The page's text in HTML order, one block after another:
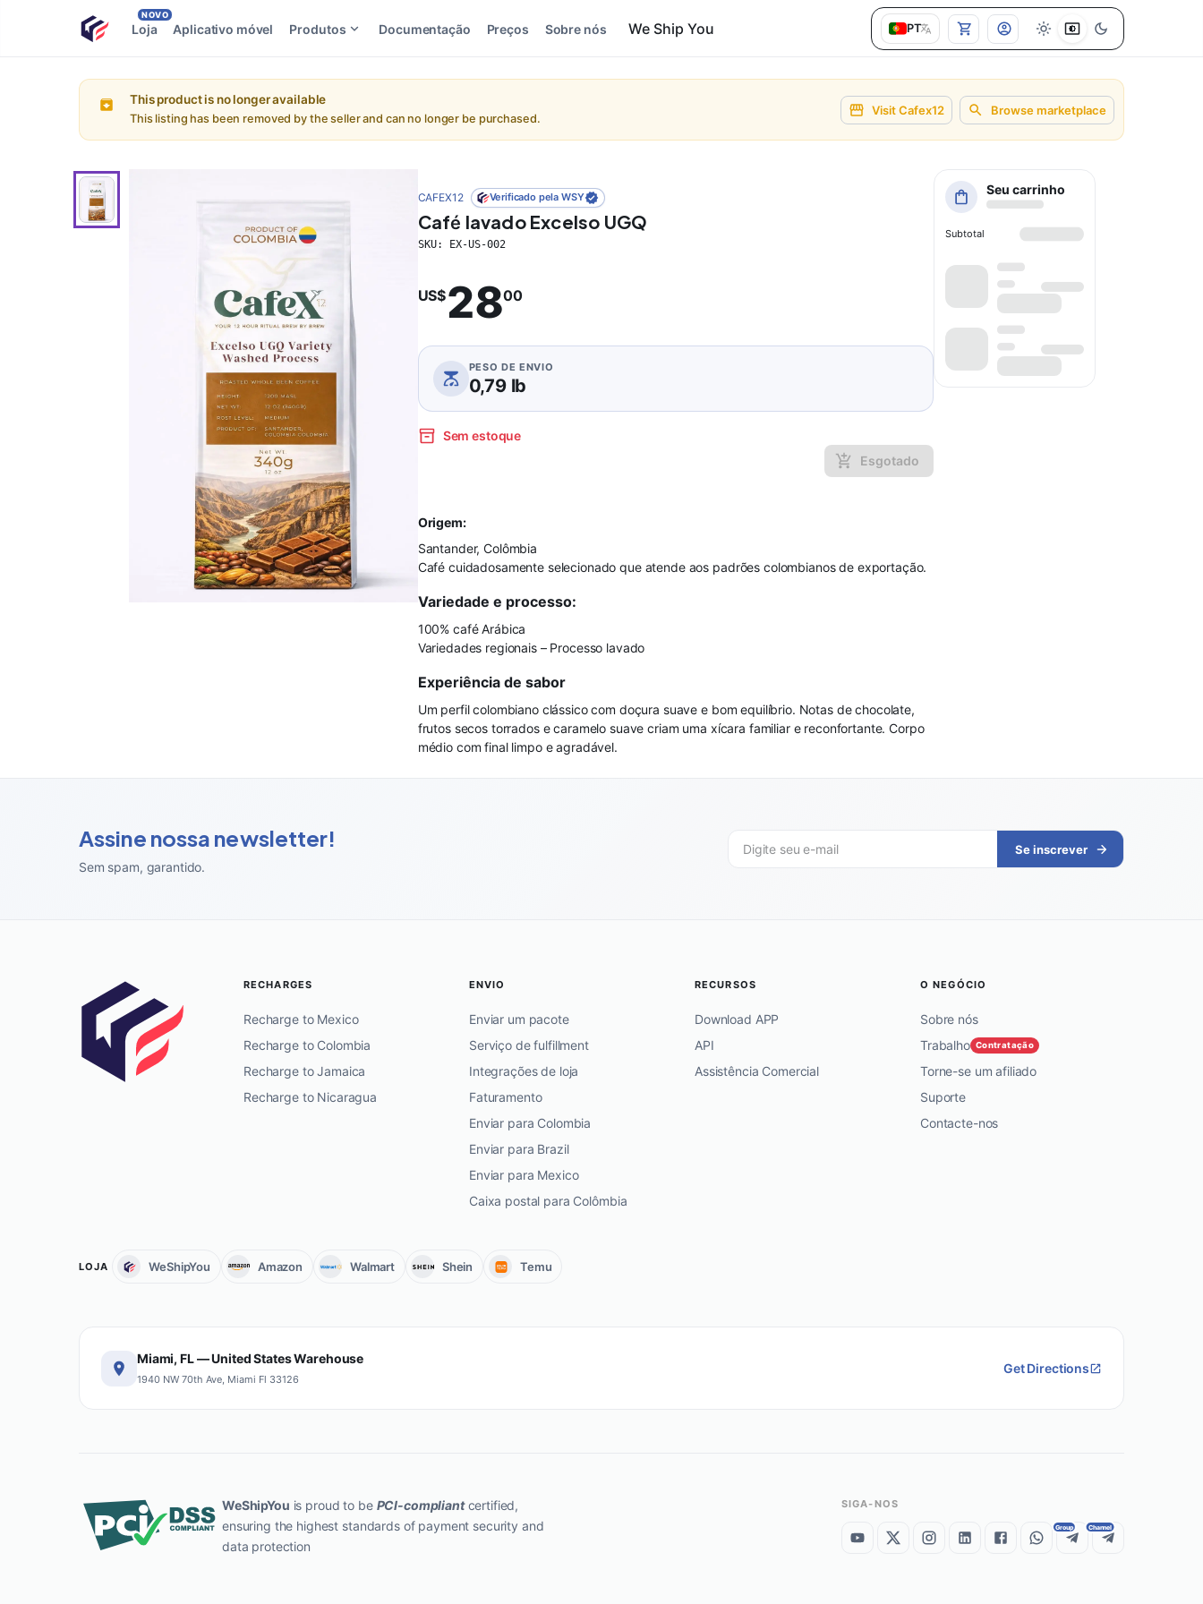
Loja
NOVO
Aplicativo móvel Produtos Documentação Preços Sobre nós PT
This product is no longer available
This listing has been removed by the seller and can no longer be purchased.
Visit Cafex12 Browse marketplace
CAFEX12 Verificado pela WSY
Café lavado Excelso UGQ
SKU: EX-US-002
US$2800
PESO DE ENVIO
0,79 lb
Sem estoque
Esgotado
Origem:
Santander, Colômbia
Café cuidadosamente selecionado que atende aos padrões colombianos de exportação.
Variedade e processo:
100% café Arábica
Variedades regionais – Processo lavado
Experiência de sabor
Um perfil colombiano clássico com doçura suave e bom equilíbrio. Notas de chocolate,
frutos secos torrados e caramelo suave criam uma xícara familiar e reconfortante. Corpo
médio com final limpo e agradável.
Seu carrinho
Subtotal
Assine nossa newsletter!
Sem spam, garantido.
Se inscrever
RECHARGES
Recharge to Mexico
Recharge to Colombia
Recharge to Jamaica
Recharge to Nicaragua
ENVIO
Enviar um pacote
Serviço de fulfillment
Integrações de loja
Faturamento
Enviar para Colombia
Enviar para Brazil
Enviar para Mexico
Caixa postal para Colômbia
RECURSOS
Download APP
API
Assistência Comercial
O NEGÓCIO
Sobre nós
Trabalho Contratação
Torne-se um afiliado
Suporte
Contacte-nos
LOJA WeShipYou Amazon Walmart Shein Temu
Miami, FL — United States Warehouse
1940 NW 70th Ave, Miami Fl 33126
Get Directions
WeShipYou is proud to be PCI-compliantcertified,
ensuring the highest standards of payment security and
data protection
SIGA-NOS
Group Channel